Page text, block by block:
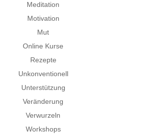
Meditation
Motivation
Mut
Online Kurse
Rezepte
Unkonventionell
Unterstützung
Veränderung
Verwurzeln
Workshops